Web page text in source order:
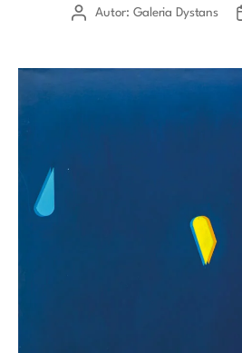
AutorAutor: Galeria Dystans